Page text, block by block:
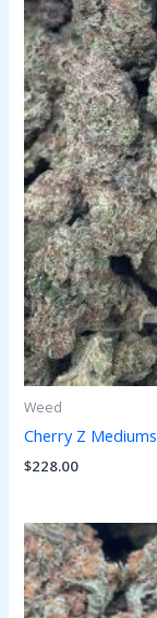
Weed
Cherry Z Mediums
$228.00